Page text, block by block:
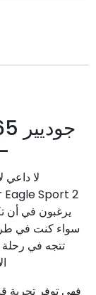
لا داعي
يرغبون في أن
سواء كنت في
تتجه في رحلة
فهي توفر تجربة